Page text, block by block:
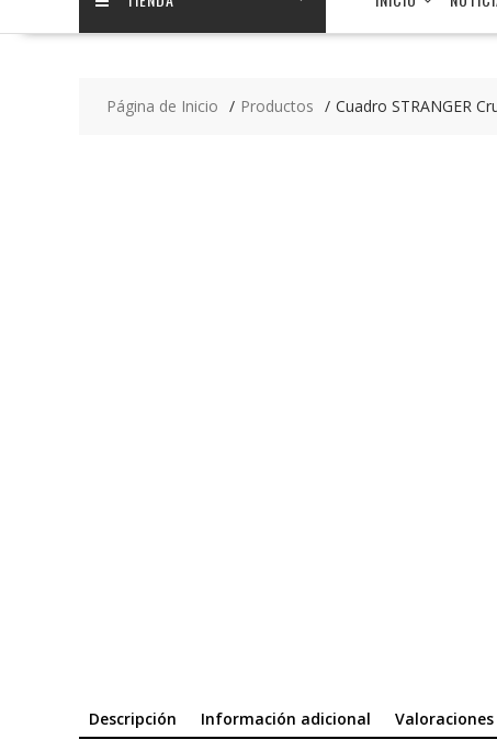
Página de Inicio Productos Cuadro STRANGER
Descripción Información adicional Valoraciones